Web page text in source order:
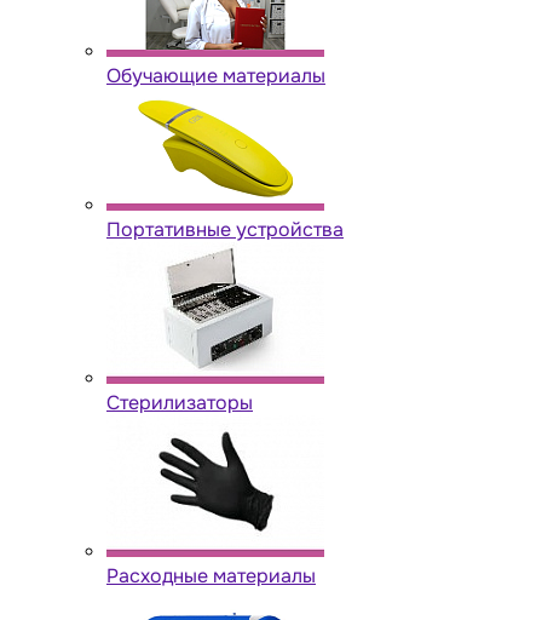
Обучающие материалы
Портативные устройства
Стерилизаторы
Расходные материалы